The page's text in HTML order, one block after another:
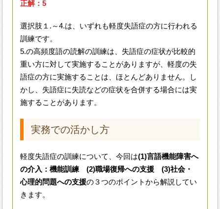
正解：5
選択肢１.～4.は、いずれも軽度失語症の方に行われる
訓練です。
5.の高頻度語の読解の訓練は、失語症の症状が比較的
重い方に対して実施することがありますが、軽度の失
語症の方に実施することは、ほとんどありません。し
かし、失語症に失読などの症状を合併する場合には実
施することがあります。
実務での活かし方
軽度失語症の訓練について、今回は(1)言語機能障害へ
の介入：機能訓練 (2)職場復帰への支援 (3)社会・
心理的問題への支援の３つのポイントから解説してい
きます。